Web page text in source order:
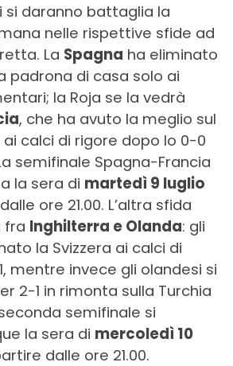
si daranno battaglia la
nelle rispettive sfide ad
La Spagna ha eliminato
padrona di casa solo ai
la Roja se la vedrà
, che ha avuto la meglio sul
calci di rigore dopo lo 0-0
semifinale Spagna-Francia
la sera di martedì 9 luglio
ore 21.00. L’altra sfida
fra Inghilterra e Olanda: gli
la Svizzera ai calci di
mentre invece gli olandesi si
2-1 in rimonta sulla Turchia
semifinale si
la sera di mercoledì 10
dalle ore 21.00.